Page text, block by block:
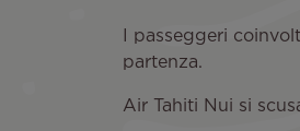
I passeggeri
partenza.
Air Tahiti Nui si